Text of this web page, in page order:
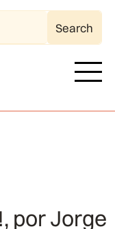
por Jorge